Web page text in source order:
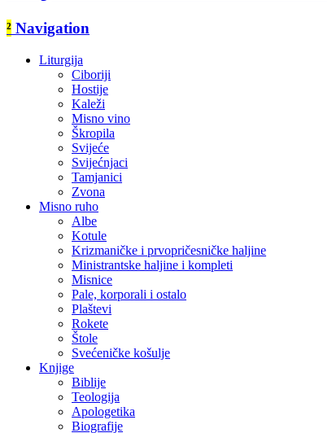
² Navigation
Liturgija
Ciboriji
Hostije
Kaleži
Misno vino
Škropila
Svijeće
Svijećnjaci
Tamjanici
Zvona
Misno ruho
Albe
Kotule
Krizmaničke i prvopričesničke haljine
Ministrantske haljine i kompleti
Misnice
Pale, korporali i ostalo
Plaštevi
Rokete
Štole
Svećeničke košulje
Knjige
Biblije
Teologija
Apologetika
Biografije